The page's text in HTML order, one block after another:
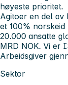
høyeste prioritet.
Agitoer en del av
et 100%
20.000 ansatte
MRD NOK. Vi er
Arbeidsgiver
Sektor